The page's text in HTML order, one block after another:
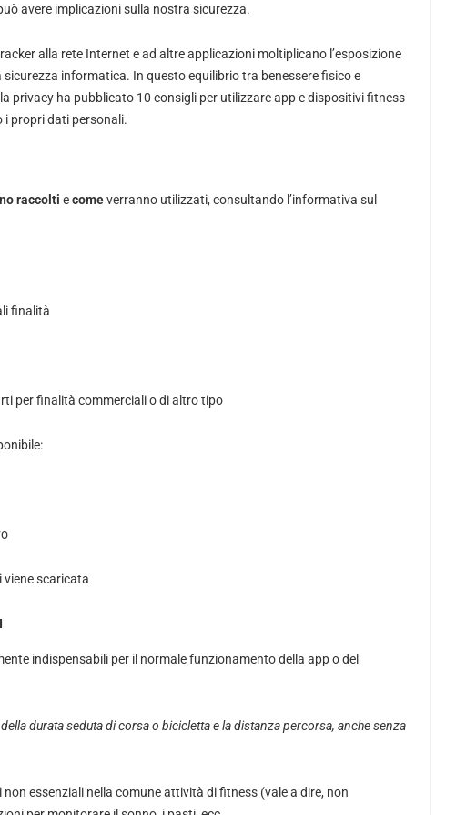
avere implicazioni sulla nostra sicurezza.
alla rete Internet e ad altre applicazioni moltiplicano l’esposizione
informatica. In questo equilibrio tra benessere fisico e
privacy ha pubblicato 10 consigli per utilizzare app e dispositivi fitness
i propri dati personali.
raccolti ecomeverranno utilizzati, consultando l’informativa sul
finalità
per finalità commerciali o di altro tipo
viene scaricata
indispensabili per il normale funzionamento della app o del
durata seduta di corsa o bicicletta e la distanza percorsa, anche senza
essenziali nella comune attività di fitness (vale a dire, non